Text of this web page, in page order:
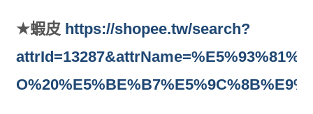
★蝦皮 https://shopee.tw/search?